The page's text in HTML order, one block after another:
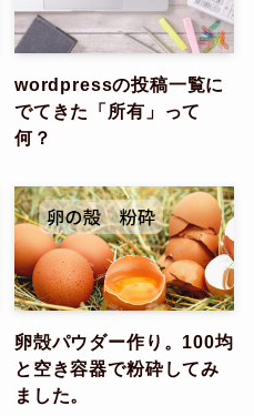
wordpressの投稿一覧に
でてきた「所有」って
何？
卵殻パウダー作り。100均
と空き容器で粉砕してみ
ました。